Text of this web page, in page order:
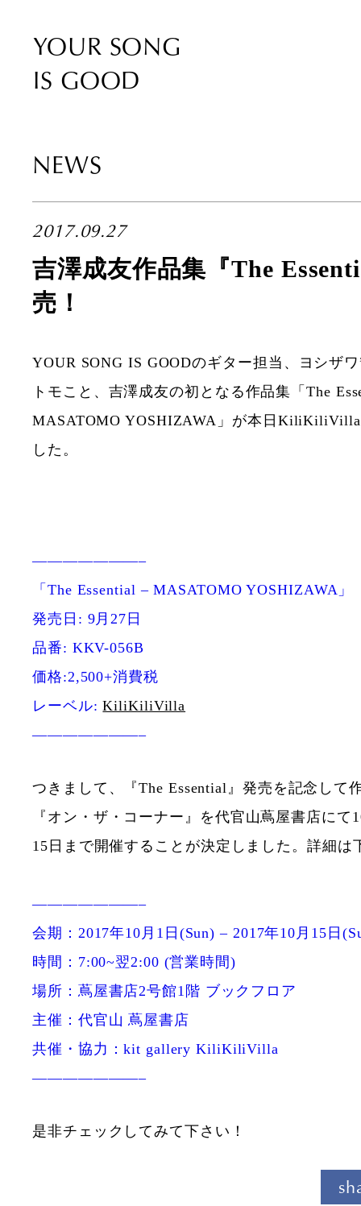
YOUR SONG
IS GOOD
NEWS
2017.09.27
吉澤成友作品集『The
売！
YOUR SONG IS GOODのギター担当、ヨシザ
トモこと、吉澤成友の初となる作品集「The
MASATOMO YOSHIZAWA」が本日
した。
———————–
「The Essential – MASATOMO YOSHIZAWA」
発売日: 9月27日
品番: KKV-056B
価格:2,500+消費税
レーベル:KiliKiliVilla
———————–
つきまして、『The Essential』発売を記念して
『オン・ザ・コーナー』を代官山蔦屋書店にて
15日まで開催することが決定しました。詳細は
———————–
会期：2017年10月1日(Sun) – 2017年10月15日
時間：7:00~翌2:00 (営業時間)
場所：蔦屋書店2号館1階 ブックフロア
主催：代官山 蔦屋書店
共催・協力：kit gallery KiliKiliVilla
———————–
是非チェックしてみて下さい！